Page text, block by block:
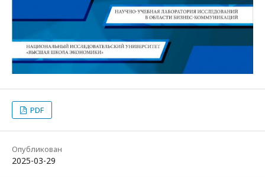
PDF
Опубликован
2025-03-29